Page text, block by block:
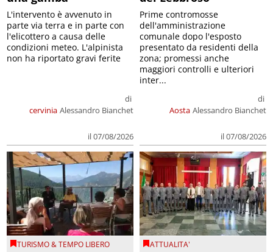
cervinia
di
Alessandro Bianchet
il 07/08/2026
L'intervento è avvenuto in
parte via terra e in parte con
l'elicottero a causa delle
condizioni meteo. L'alpinista
non ha riportato gravi ferite
Aosta
di
Alessandro Bianchet
il 07/08/2026
Prime contromosse
dell'amministrazione
comunale dopo l'esposto
presentato da residenti della
zona; promessi anche
maggiori controlli e ulteriori
inter...
TURISMO & TEMPO LIBERO ATTUALITA'